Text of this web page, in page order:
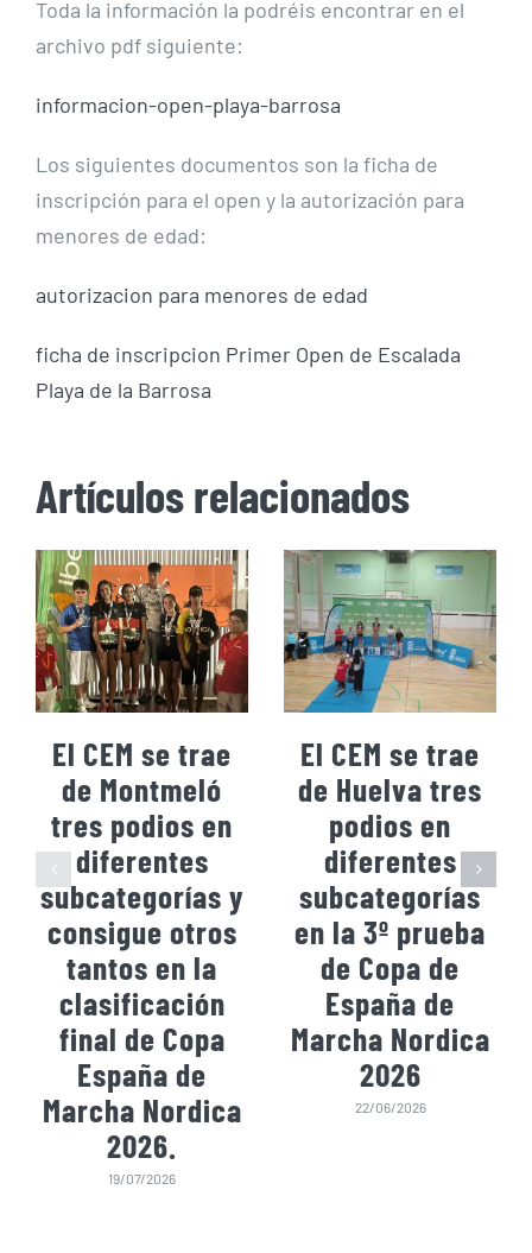
Toda la información la podréis encontrar en el
archivo pdf siguiente:
informacion-open-playa-barrosa
Los siguientes documentos son la ficha de
inscripción para el open y la autorización para
menores de edad:
autorizacion para menores de edad
ficha de inscripcion Primer Open de Escalada
Playa de la Barrosa
Artículos relacionados
El CEM se trae
de Montmeló
tres podios en
diferentes
subcategorías y
consigue otros
tantos en la
clasificación
final de Copa
España de
Marcha Nordica
2026.
19/07/2026
El CEM se trae
de Huelva tres
podios en
diferentes
subcategorías
en la 3º prueba
de Copa de
España de
Marcha Nordica
2026
22/06/2026